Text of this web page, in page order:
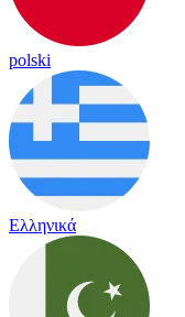
polski
Ελληνικά